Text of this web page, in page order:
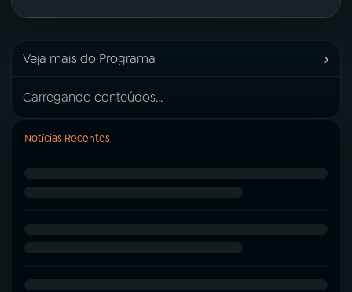
Veja mais do Programa ›
Carregando conteúdos...
Notícias Recentes